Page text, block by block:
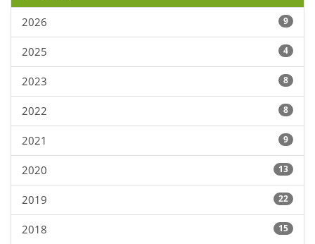
2026 9
2025 4
2023 8
2022 8
2021 9
2020 13
2019 22
2018 15